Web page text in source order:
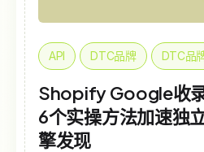
API DTC品牌 DTC品
Shopify Google收录
6个实操方法加速独
擎发现